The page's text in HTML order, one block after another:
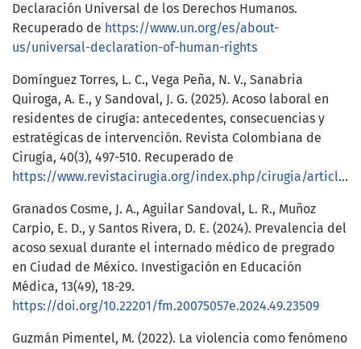
Declaración Universal de los Derechos Humanos.
Recuperado de https://www.un.org/es/about-
us/universal-declaration-of-human-rights
Domínguez Torres, L. C., Vega Peña, N. V., Sanabria
Quiroga, A. E., y Sandoval, J. G. (2025). Acoso laboral en
residentes de cirugía: antecedentes, consecuencias y
estratégicas de intervención. Revista Colombiana de
Cirugía, 40(3), 497-510. Recuperado de
https://www.revistacirugia.org/index.php/cirugia/article/view/2665/2234
Granados Cosme, J. A., Aguilar Sandoval, L. R., Muñoz
Carpio, E. D., y Santos Rivera, D. E. (2024). Prevalencia del
acoso sexual durante el internado médico de pregrado
en Ciudad de México. Investigación en Educación
Médica, 13(49), 18-29.
https://doi.org/10.22201/fm.20075057e.2024.49.23509
Guzmán Pimentel, M. (2022). La violencia como fenómeno